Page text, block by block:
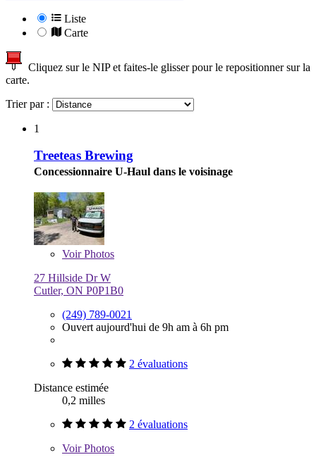
Liste
Carte
Cliquez sur le NIP et faites-le glisser pour le repositionner sur la
carte.
Trier par :
1
Treeteas Brewing
Concessionnaire U-Haul dans le voisinage
VoirPhotos
27 Hillside Dr W
Cutler, ON P0P1B0
(249) 789-0021
Ouvert aujourd'hui de 9h am à 6h pm
2 évaluations
Distance estimée
0,2 milles
2 évaluations
VoirPhotos